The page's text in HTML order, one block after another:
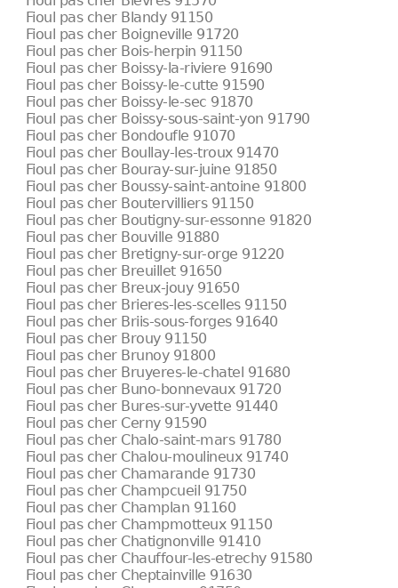
Fioul pas cher Blandy 91150
Fioul pas cher Boigneville 91720
Fioul pas cher Bois-herpin 91150
Fioul pas cher Boissy-la-riviere 91690
Fioul pas cher Boissy-le-cutte 91590
Fioul pas cher Boissy-le-sec 91870
Fioul pas cher Boissy-sous-saint-yon 91790
Fioul pas cher Bondoufle 91070
Fioul pas cher Boullay-les-troux 91470
Fioul pas cher Bouray-sur-juine 91850
Fioul pas cher Boussy-saint-antoine 91800
Fioul pas cher Boutervilliers 91150
Fioul pas cher Boutigny-sur-essonne 91820
Fioul pas cher Bouville 91880
Fioul pas cher Bretigny-sur-orge 91220
Fioul pas cher Breuillet 91650
Fioul pas cher Breux-jouy 91650
Fioul pas cher Brieres-les-scelles 91150
Fioul pas cher Briis-sous-forges 91640
Fioul pas cher Brouy 91150
Fioul pas cher Brunoy 91800
Fioul pas cher Bruyeres-le-chatel 91680
Fioul pas cher Buno-bonnevaux 91720
Fioul pas cher Bures-sur-yvette 91440
Fioul pas cher Cerny 91590
Fioul pas cher Chalo-saint-mars 91780
Fioul pas cher Chalou-moulineux 91740
Fioul pas cher Chamarande 91730
Fioul pas cher Champcueil 91750
Fioul pas cher Champlan 91160
Fioul pas cher Champmotteux 91150
Fioul pas cher Chatignonville 91410
Fioul pas cher Chauffour-les-etrechy 91580
Fioul pas cher Cheptainville 91630